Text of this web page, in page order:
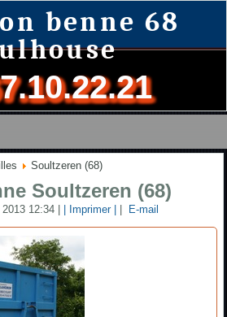
benne 68
Soultzeren (68)
Soultzeren (68)
12:34 | Imprimer | E-mail